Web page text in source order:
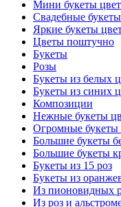
Мини букеты
Свадебные букеты
Яркие букеты
Цветы поштучно
Букеты
Розы
Букеты из белых
Букеты из синих
Композиции
Нежные букеты
Огромные букеты
Большие букеты
Большие букеты
Букеты из 15 роз
Букеты из
Из пионовидных
Из роз и